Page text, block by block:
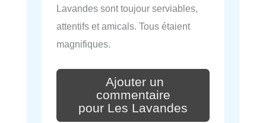
Lavandes sont toujour serviables,
attentifs et amicals. Tous étaient
magnifiques.
Ajouter un
commentaire
pour Les Lavandes